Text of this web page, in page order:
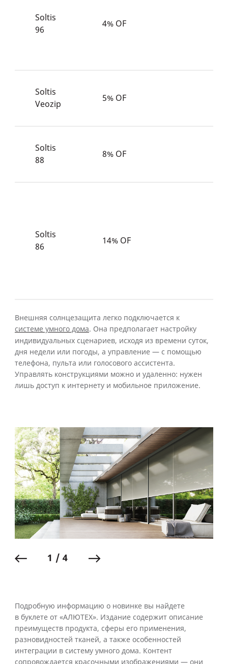
Soltis
96
4% OF
Soltis
Veozip
5% OF
Soltis
88
8% OF
Soltis
86
14% OF
Внешняя солнцезащита легко подключается к
системе умного дома. Она предполагает настройку
индивидуальных сценариев, исходя из времени суток,
дня недели или погоды, а управление — с помощью
телефона, пульта или голосового ассистента.
Управлять конструкциями можно и удаленно: нужен
лишь доступ к интернету и мобильное приложение.
1 / 4
Подробную информацию о новинке вы найдете
в буклете от «АЛЮТЕХ». Издание содержит описание
преимуществ продукта, сферы его применения,
разновидностей тканей, а также особенностей
интеграции в систему умного дома. Контент